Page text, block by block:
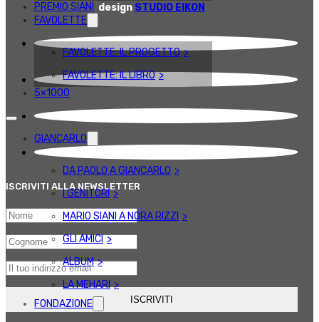
PREMIO SIANI
FAVOLETTE
FAVOLETTE: IL PROGETTO
FAVOLETTE: IL LIBRO
5×1000
GIANCARLO
DA PAOLO A GIANCARLO
I GENITORI
MARIO SIANI A NORA RIZZI
GLI AMICI
ALBUM
LA MEHARI
FONDAZIONE
design STUDIO EIKON
ISCRIVITI ALLA NEWSLETTER